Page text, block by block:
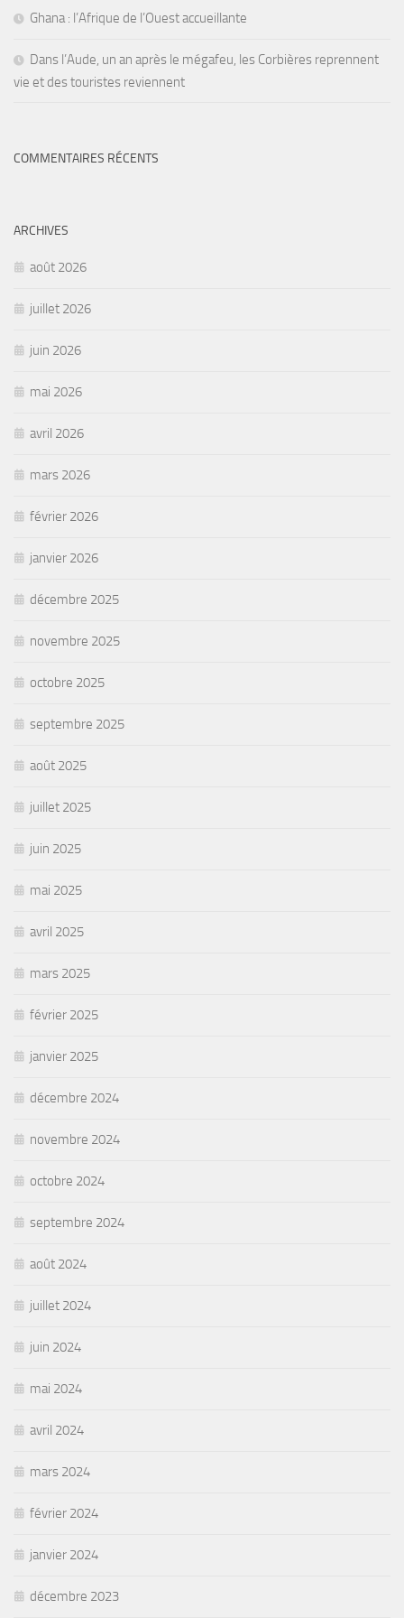
Ghana : l’Afrique de l’Ouest accueillante
Dans l’Aude, un an après le mégafeu, les Corbières reprennent
vie et des touristes reviennent
COMMENTAIRES RÉCENTS
ARCHIVES
août 2026
juillet 2026
juin 2026
mai 2026
avril 2026
mars 2026
février 2026
janvier 2026
décembre 2025
novembre 2025
octobre 2025
septembre 2025
août 2025
juillet 2025
juin 2025
mai 2025
avril 2025
mars 2025
février 2025
janvier 2025
décembre 2024
novembre 2024
octobre 2024
septembre 2024
août 2024
juillet 2024
juin 2024
mai 2024
avril 2024
mars 2024
février 2024
janvier 2024
décembre 2023